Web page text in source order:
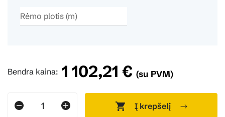
Bendra kaina: 1 102,21 € (su PVM)
Į krepšelį